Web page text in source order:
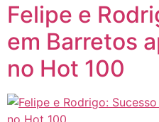
Felipe e
em Barretos
no Hot 100